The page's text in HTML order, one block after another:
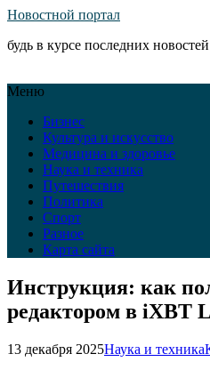
Новостной портал
будь в курсе последних новостей
Меню
Бизнес
Культура и искусство
Медицина и здоровье
Наука и техника
Путешествия
Политика
Спорт
Разное
Карта сайта
Инструкция: как
редактором в iXBT
13 декабря 2025Наука и техника